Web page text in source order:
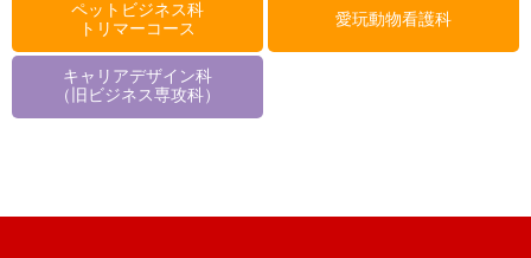
ペットビジネス科
トリマーコース
愛玩動物看護科
キャリアデザイン科
（旧ビジネス専攻科）